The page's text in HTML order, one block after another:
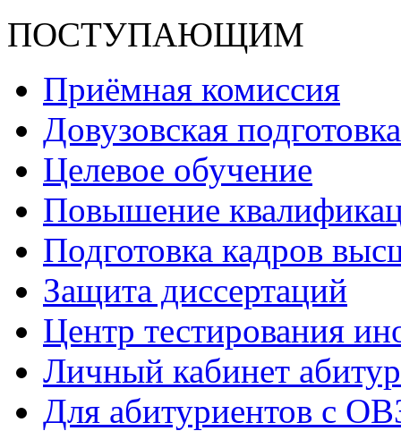
ПОСТУПАЮЩИМ
Приёмная комиссия
Довузовская подготовка
Целевое обучение
Повышение
Подготовка кадров
Защита диссертаций
Центр тестирования
Личный кабинет
Для абитуриентов с